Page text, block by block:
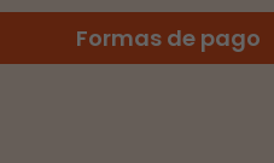
Formas de pago